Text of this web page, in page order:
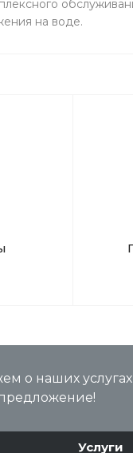
на воде.
о наших
Услуги